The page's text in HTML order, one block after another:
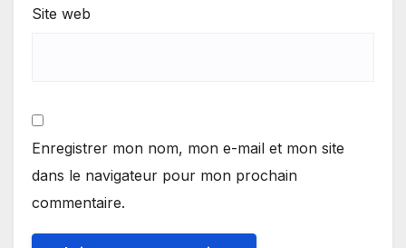
Site web
Enregistrer mon nom, mon e-mail et mon site
dans le navigateur pour mon prochain
commentaire.